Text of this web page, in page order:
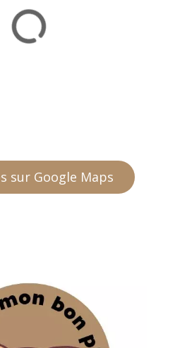
sur Google Maps